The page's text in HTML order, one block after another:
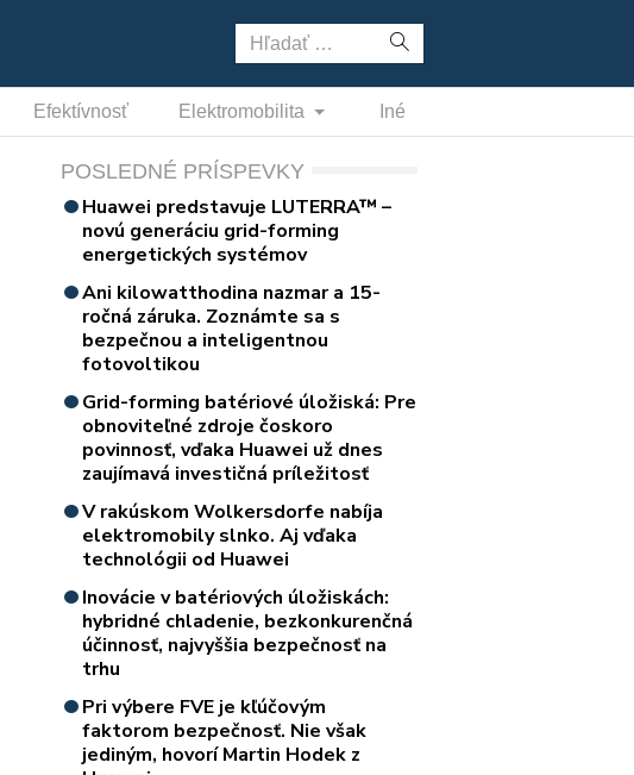
Hľadať:
Efektívnosť Elektromobilita Iné
POSLEDNÉ PRÍSPEVKY
Huawei predstavuje LUTERRA™ –
novú generáciu grid-forming
energetických systémov
Ani kilowatthodina nazmar a 15-
ročná záruka. Zoznámte sa s
bezpečnou a inteligentnou
fotovoltikou
Grid-forming batériové úložiská: Pre
obnoviteľné zdroje čoskoro
povinnosť, vďaka Huawei už dnes
zaujímavá investičná príležitosť
V rakúskom Wolkersdorfe nabíja
elektromobily slnko. Aj vďaka
technológii od Huawei
Inovácie v batériových úložiskách:
hybridné chladenie, bezkonkurenčná
účinnosť, najvyššia bezpečnosť na
trhu
Pri výbere FVE je kľúčovým
faktorom bezpečnosť. Nie však
jediným, hovorí Martin Hodek z